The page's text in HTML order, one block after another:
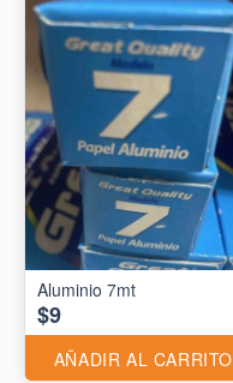
Aluminio 7mt
$9
AÑADIR AL CARRITO